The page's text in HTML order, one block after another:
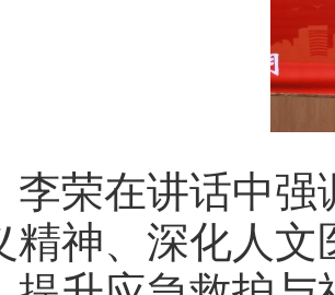
在讲话中强
精神、深化人